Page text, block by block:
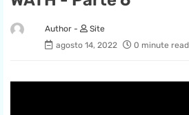
Site
agosto 14, 2022
0 minute read